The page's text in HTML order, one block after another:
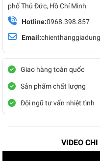
phố Thủ Đức, Hồ Chí Minh
Hotline:0968.398.857
Email:
Giao hàng toàn quốc
Sản phẩm chất lượng
Đội ngũ tư vấn nhiệt tình
VIDEO